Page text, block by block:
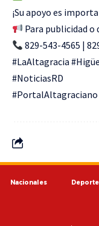
¡Su apoyo es
Para publicidad o
829-543-4565 |
#LaAltagracia
#NoticiasRD
#PortalAltagraciano
Nacionales